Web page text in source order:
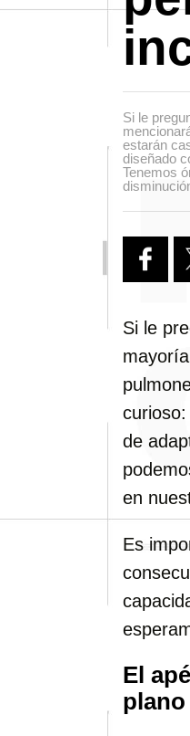
Si le
estarán
diseñado
Tenemos
Si le
de
en
Es
El
plano